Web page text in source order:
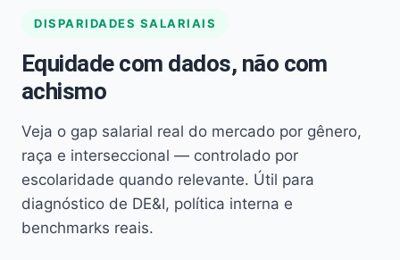
DISPARIDADES SALARIAIS
Equidade com dados, não com
achismo
Veja o gap salarial real do mercado por gênero,
raça e interseccional — controlado por
escolaridade quando relevante. Útil para
diagnóstico de DE&I, política interna e
benchmarks reais.